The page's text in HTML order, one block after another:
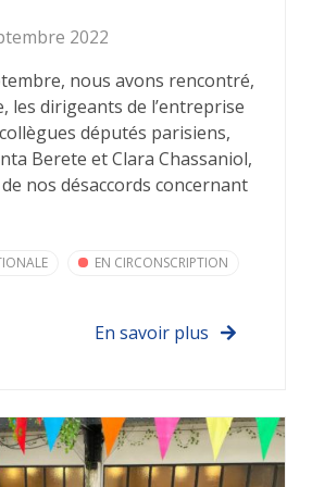
2022
nous avons rencontré,
les dirigeants de l’entreprise
députés parisiens,
Berete et Clara Chassaniol,
nos désaccords concernant
EN CIRCONSCRIPTION
En savoir plus